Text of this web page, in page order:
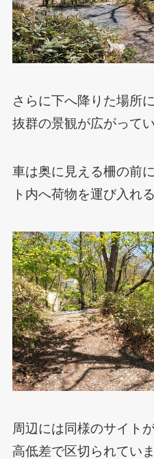
さらに下へ降りた場所
抜群の景観が広がって
車は奥に見える柵の前
ト内へ荷物を運び入れ
周辺には同様のサイト
高低差で区切られてい